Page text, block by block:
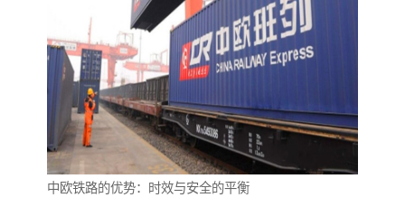
中欧铁路的优势：时效与安全的平衡